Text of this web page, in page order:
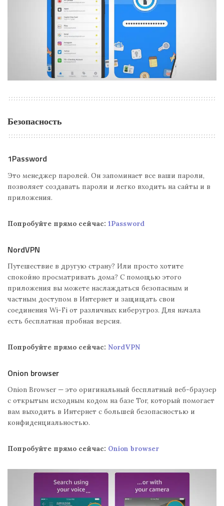
Безопасность
1Password
Это менеджер паролей. Он запоминает все ваши пароли,
позволяет создавать пароли и легко входить на сайты и в
приложения.
Попробуйте прямо сейчас: 1Password
NordVPN
Путешествие в другую страну? Или просто хотите
спокойно просматривать дома? С помощью этого
приложения вы можете наслаждаться безопасным и
частным доступом в Интернет и защищать свои
соединения Wi-Fi от различных киберугроз. Для начала
есть бесплатная пробная версия.
Попробуйте прямо сейчас: NordVPN
Onion browser
Onion Browser — это оригинальный бесплатный веб-браузер
с открытым исходным кодом на базе Tor, который помогает
вам выходить в Интернет с большей безопасностью и
конфиденциальностью.
Попробуйте прямо сейчас: Onion browser